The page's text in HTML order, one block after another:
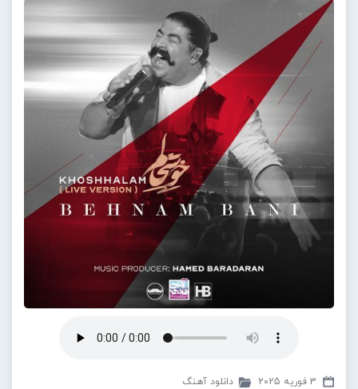
3 فوریه 2025 دانلود آهنگ